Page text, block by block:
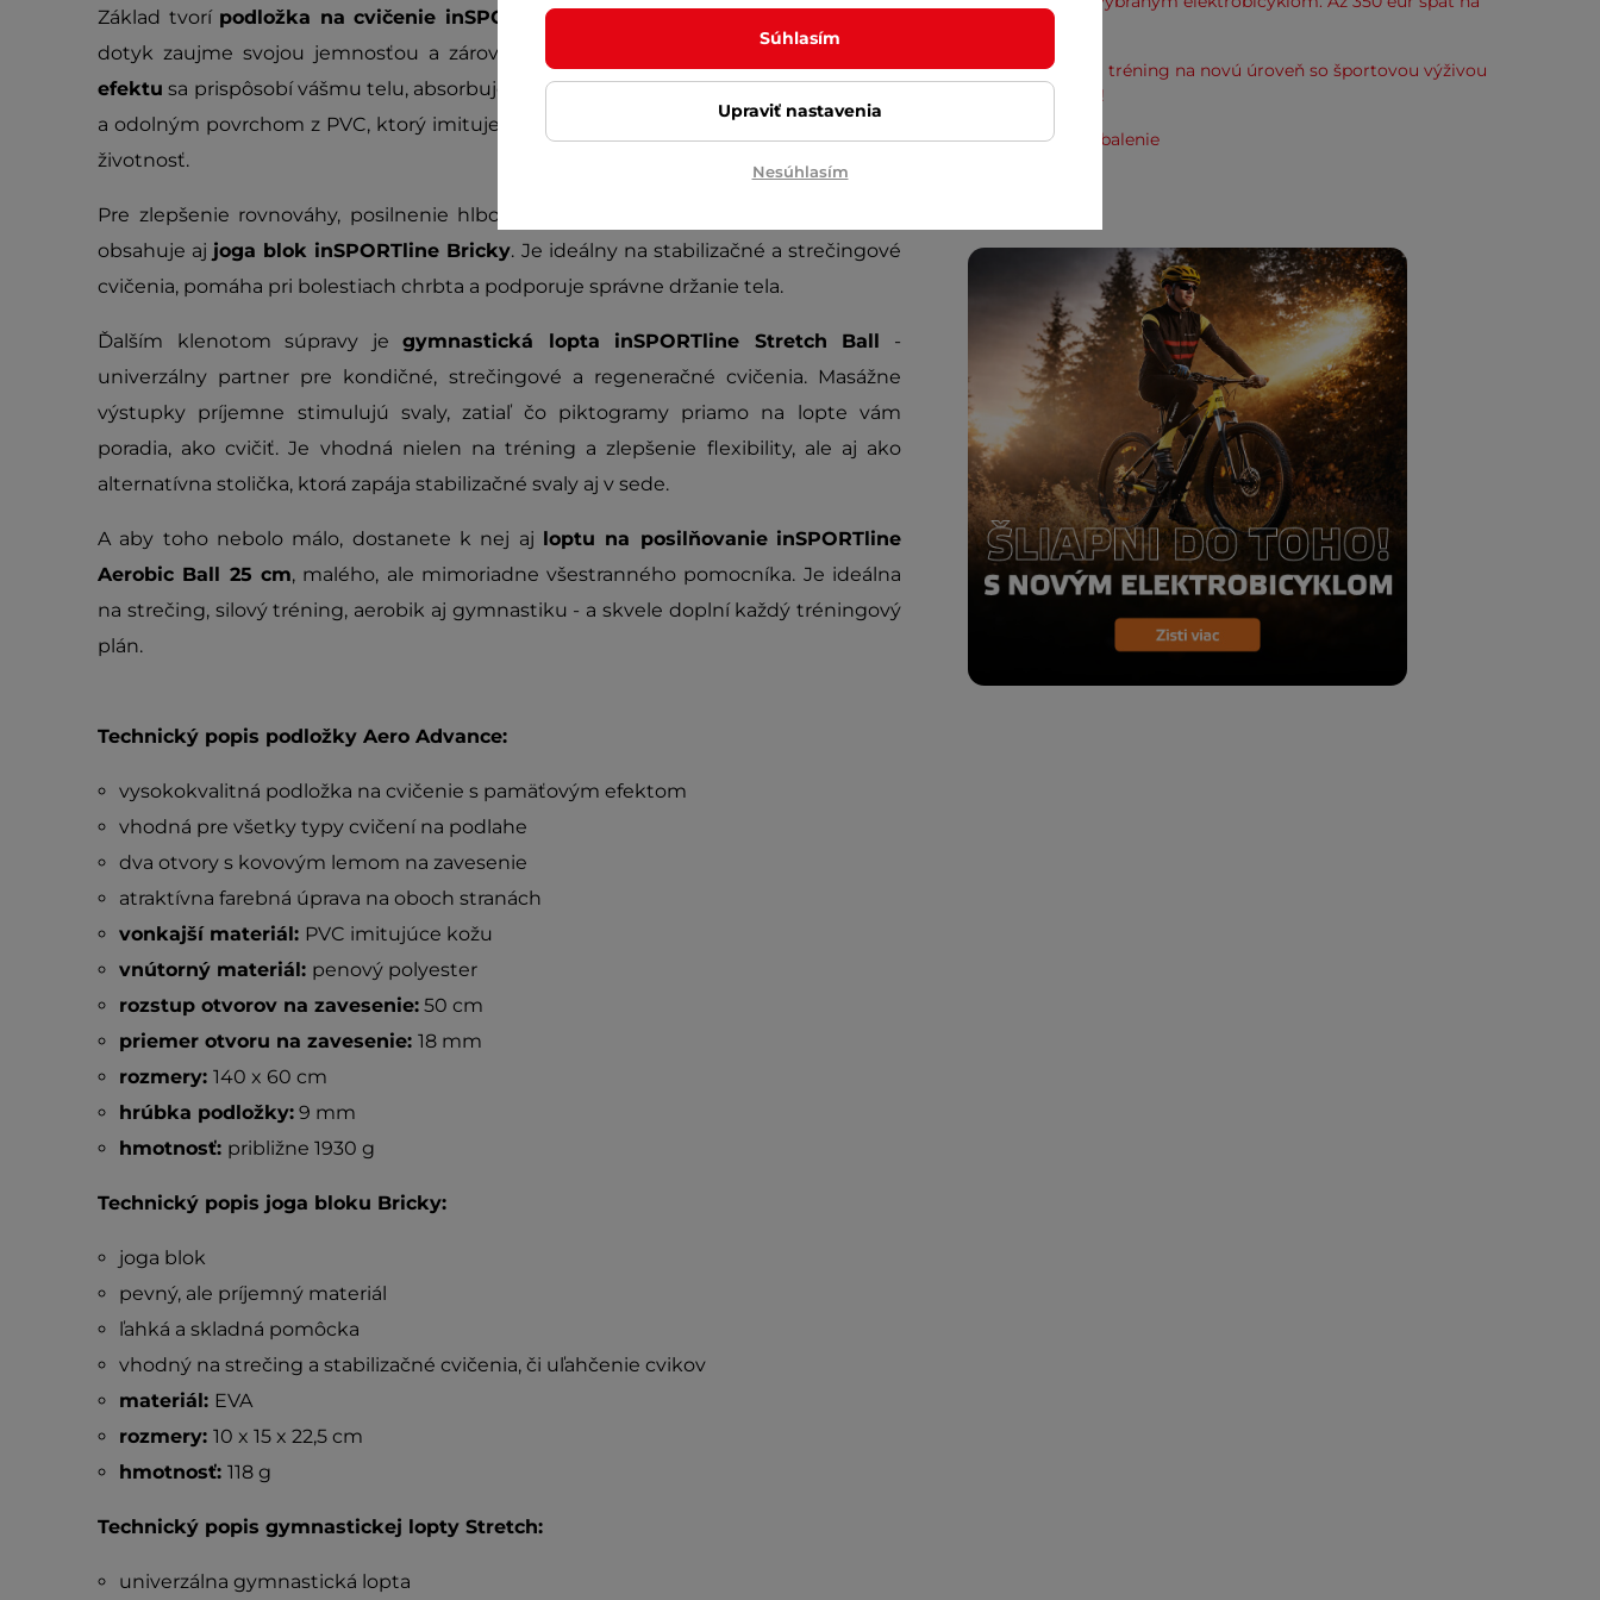
Základ tvorí podložka na cvičenie inSPORTline Aero Advance
dotyk zaujme svojou jemnosťou a zároveň pevnou oporou. Vďaka
efektu sa prispôsobí vášmu telu, absorbuje nárazy a šetrí vaše kĺby. S hrúbkou 9 mm
a odolným povrchom z PVC, ktorý imituje kožu, ponúka nielen pohodlie, ale aj dlhú
životnosť.
Pre zlepšenie rovnováhy, posilnenie hlbokých svalov a uvoľnenie napätia súprava
obsahuje aj joga blok inSPORTline Bricky. Je ideálny na stabilizačné a strečingové
cvičenia, pomáha pri bolestiach chrbta a podporuje správne držanie tela.
Ďalším klenotom súpravy jegymnastická lopta inSPORTline Stretch Ball -
univerzálny partner pre kondičné, strečingové a regeneračné cvičenia. Masážne
výstupky príjemne stimulujú svaly, zatiaľ čo piktogramy priamo na lopte vám
poradia, ako cvičiť. Je vhodná nielen na tréning a zlepšenie flexibility, ale aj ako
alternatívna stolička, ktorá zapája stabilizačné svaly aj v sede.
A aby toho nebolo málo, dostanete k nej aj loptu na posilňovanie inSPORTline
Aerobic Ball 25 cm, malého, ale mimoriadne všestranného pomocníka. Je ideálna
na strečing, silový tréning, aerobik aj gymnastiku - a skvele doplní každý tréningový
plán.
Technický popis podložky Aero Advance:
vysokokvalitná podložka na cvičenie s pamäťovým efektom
vhodná pre všetky typy cvičení na podlahe
dva otvory s kovovým lemom na zavesenie
atraktívna farebná úprava na oboch stranách
vonkajší materiál: PVC imitujúce kožu
vnútorný materiál: penový polyester
rozstup otvorov na zavesenie:50 cm
priemer otvoru na zavesenie: 18 mm
rozmery: 140 x 60 cm
hrúbka podložky:9 mm
hmotnosť: približne 1930 g
Technický popis joga bloku Bricky:
joga blok
pevný, ale príjemný materiál
ľahká a skladná pomôcka
vhodný na strečing a stabilizačné cvičenia, či uľahčenie cvikov
materiál: EVA
rozmery: 10 x 15 x 22,5 cm
hmotnosť: 118 g
Technický popis gymnastickej lopty Stretch:
univerzálna gymnastická lopta
Posuňte svoj tréning na novú úroveň so športovou výživou
inSPORTline!
Diskrétne zabalenie
Súhlasím
Upraviť nastavenia
Nesúhlasím